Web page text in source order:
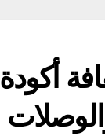
أكودة